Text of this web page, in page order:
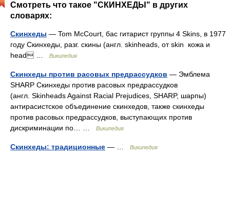
Смотреть что такое "СКИНХЕДЫ" в других
словарях:
Скинхеды — Tom McCourt, бас гитарист группы 4 Skins, в 1977
году Скинхеды, разг. скины (англ. skinheads, от skin кожа и
head …
Википедия
Скинхеды против расовых предрассудков — Эмблема
SHARP Скинхеды против расовых предрассудков
(англ. Skinheads Against Racial Prejudices, SHARP, шарпы)
антирасистское объединение скинхедов, также скинхеды
против расовых предрассудков, выступающих против
дискриминации по… …
Википедия
Скинхеды: традиционные — … Википедия